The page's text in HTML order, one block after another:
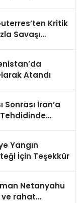
Kritik
Savaşı
Atandı
Sonrası İran’a
Tehdidinde
Yangın
İçin Teşekkür
Netanyahu
rahat